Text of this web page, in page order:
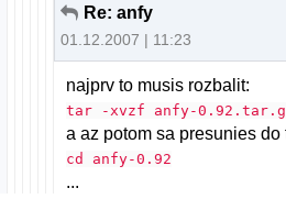
Re: anfy
01.12.2007 | 11:23
najprv to musis rozbalit:
tar -xvzf anfy-
a az potom sa presunies do
cd anfy-0.92
...